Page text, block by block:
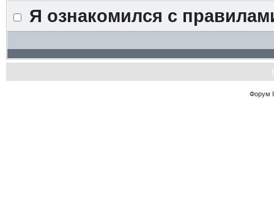
Я ознакомился с
Форум